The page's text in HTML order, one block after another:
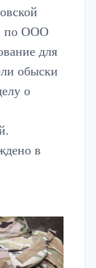
по ООО
для
обыски
о
в